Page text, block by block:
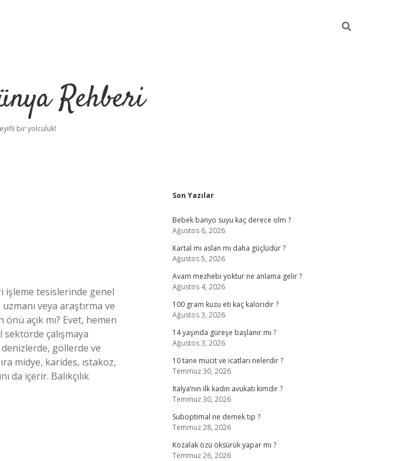
Rehberi
bir yolculuk!
işleme tesislerinde genel
veya araştırma ve
açık mı? Evet, hemen
sektörde çalışmaya
denizlerde, göllerde ve
midye, karides, ıstakoz,
da içerir. Balıkçılık
Sidebar
Son Yazılar
Bebek banyo suyu kaç derece olm ?
Ağustos 6, 2026
Kartal mı aslan mı daha güçlüdür ?
Ağustos 5, 2026
Avam mezhebi yoktur ne anlama gelir ?
Ağustos 4, 2026
100 gram kuzu eti kaç kaloridir ?
Ağustos 3, 2026
14 yaşında güreşe başlanır mı ?
Ağustos 3, 2026
10 tane mucit ve icatları nelerdir ?
Temmuz 30, 2026
İtalya’nın ilk kadın avukatı kimdir ?
Temmuz 30, 2026
Suboptimal ne demek tıp ?
Temmuz 28, 2026
Kozalak özü öksürük yapar mı ?
Temmuz 26, 2026
deneme bonusu veren bahis siteleri